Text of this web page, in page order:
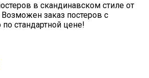
в скандинавском стиле от
Возможен заказ постеров с
стандартной цене!